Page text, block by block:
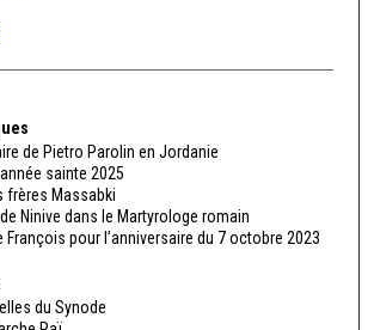
de Pietro Parolin en Jordanie
sainte 2025
frères Massabki
Ninive dans le Martyrologe romain
François pour l’anniversaire du 7 octobre 2023
du Synode